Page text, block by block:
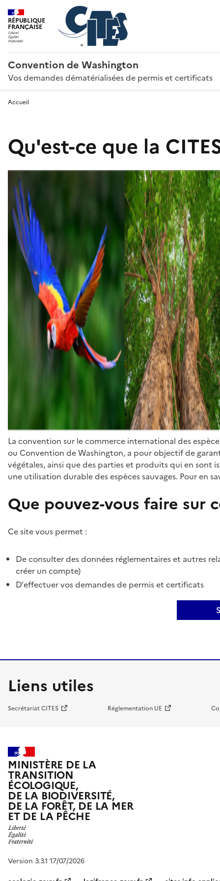
RÉPUBLIQUE
FRANÇAISE
Convention de Washington
Vos demandes dématérialisées de permis et certificats
Accueil
Qu'est-ce que la
La convention sur le commerce international des
ou Convention de Washington, a pour objectif de
végétales, ainsi que des parties et produits qui en sont
une utilisation durable des espèces sauvages. Pour en
Que pouvez-vous faire sur
Ce site vous permet :
De consulter des données réglementaires et autres
créer un compte)
D'effectuer vos demandes de permis et certificats
Liens utiles
Secrétariat CITES Réglementation UE
MINISTÈRE DE LA
TRANSITION
ÉCOLOGIQUE,
DE LA BIODIVERSITÉ,
DE LA FORÊT, DE LA MER
ET DE LA PÊCHE
Version 3.3.1 17/07/2026